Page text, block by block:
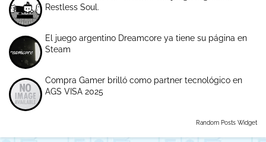
Restless Soul.
El juego argentino Dreamcore ya tiene su página en
Steam
Compra Gamer brilló como partner tecnológico en
AGS VISA 2025
Random Posts Widget